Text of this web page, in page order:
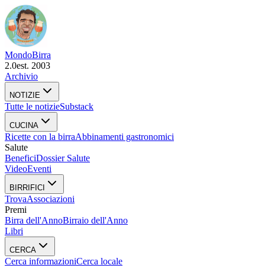
MondoBirra
2.0est. 2003
Archivio
NOTIZIE
Tutte le notizieSubstack
CUCINA
Ricette con la birraAbbinamenti gastronomici
Salute
BeneficiDossier Salute
VideoEventi
BIRRIFICI
TrovaAssociazioni
Premi
Birra dell'AnnoBirraio dell'Anno
Libri
CERCA
Cerca informazioniCerca locale